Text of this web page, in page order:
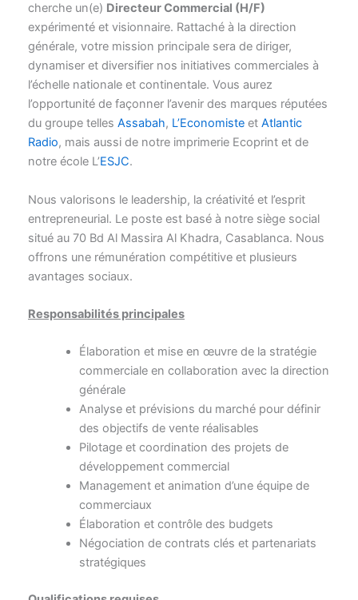
cherche un(e) Directeur Commercial (H/F)
expérimenté et visionnaire. Rattaché à la direction
générale, votre mission principale sera de diriger,
dynamiser et diversifier nos initiatives commerciales à
l’échelle nationale et continentale. Vous aurez
l’opportunité de façonner l’avenir des marques réputées
du groupe telles Assabah, L’Economiste et Atlantic
Radio, mais aussi de notre imprimerie Ecoprint et de
notre école L’ESJC.
Nous valorisons le leadership, la créativité et l’esprit
entrepreneurial. Le poste est basé à notre siège social
situé au 70 Bd Al Massira Al Khadra, Casablanca. Nous
offrons une rémunération compétitive et plusieurs
avantages sociaux.
Responsabilités principales
Élaboration et mise en œuvre de la stratégie
commerciale en collaboration avec la direction
générale
Analyse et prévisions du marché pour définir
des objectifs de vente réalisables
Pilotage et coordination des projets de
développement commercial
Management et animation d’une équipe de
commerciaux
Élaboration et contrôle des budgets
Négociation de contrats clés et partenariats
stratégiques